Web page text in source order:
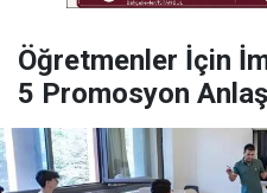
Öğretmenler İçin
5 Promosyon